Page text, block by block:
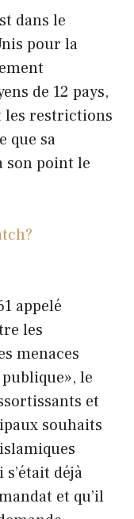
dans le
pour la
de 12 pays,
les restrictions
que sa
son point le
appelé
les
menaces
le
et
souhaits
déjà
et qu’il